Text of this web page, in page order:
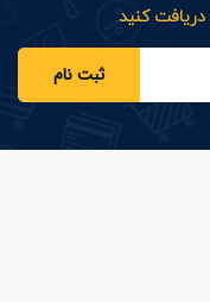
دریافت کنید.
ثبت نام